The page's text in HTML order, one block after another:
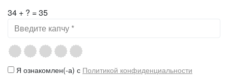
34 + ? = 35
Я ознакомлен(-а) с Политикой конфиденциальности